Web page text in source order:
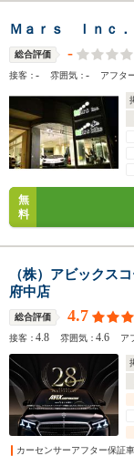
Ｍａｒｓ Ｉｎｃ
総合評価 -
接客：- 雰囲気：- アフタ
無
料
（株）アビックス
府中店
総合評価 4.7
接客：4.8 雰囲気：4.6 ア
カーセンサーアフター保証車